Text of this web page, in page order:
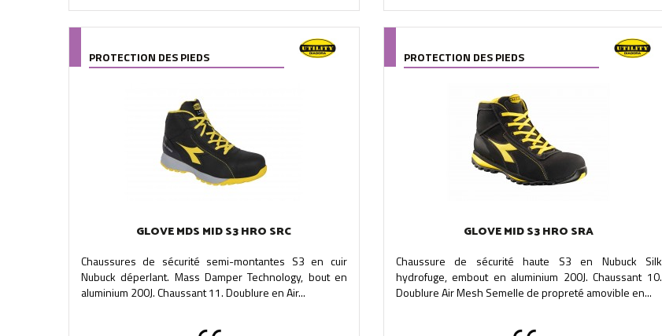
PROTECTION DES PIEDS
GLOVE MDS MID S3 HRO SRC
Chaussures de sécurité semi-montantes S3 en cuir
Nubuck déperlant. Mass Damper Technology, bout en
aluminium 200J. Chaussant 11. Doublure en Air...
PROTECTION DES PIEDS
GLOVE MID S3 HRO SRA
Chaussure de sécurité haute S3 en Nubuck Silk
hydrofuge, embout en aluminium 200J. Chaussant 10.
Doublure Air Mesh Semelle de propreté amovible en...